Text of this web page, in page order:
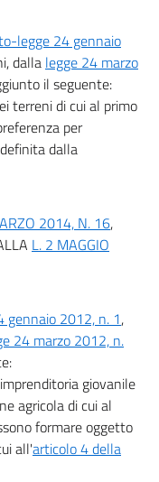
legge 24 gennaio
dalla legge 24 marzo
il seguente:
terreni di cui al primo
per
dalla
2014, N. 16,
L. 2 MAGGIO
2012, n. 1,
24 marzo 2012, n.
giovanile
agricola di cui al
formare oggetto
all'articolo 4 della